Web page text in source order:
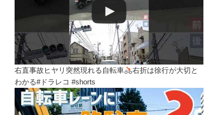
右直事故ヒヤリ突然現れる自転車
右折は徐行が大切と
わかる#ドラレコ #shorts